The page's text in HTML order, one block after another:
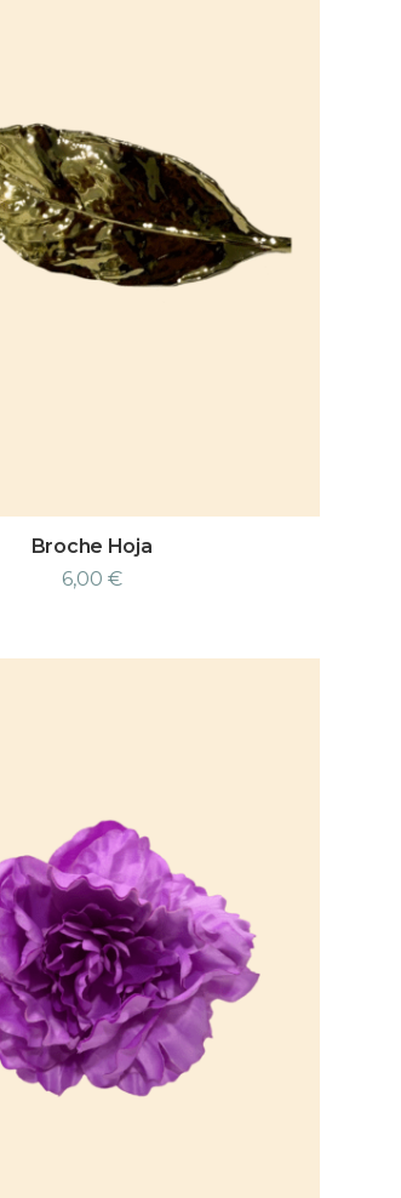
Broche Hoja
6,00 €